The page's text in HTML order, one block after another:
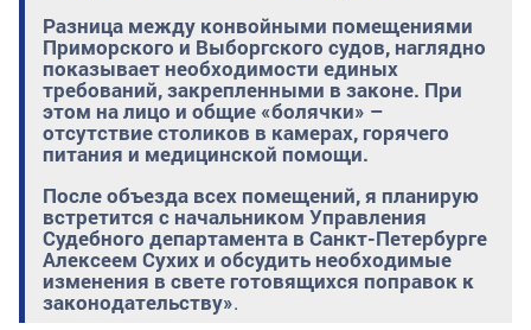
Разница между конвойными помещениями
Приморского и Выборгского судов, наглядно
показывает необходимости единых
требований, закрепленными в законе. При
этом на лицо и общие «болячки» –
отсутствие столиков в камерах, горячего
питания и медицинской помощи.
После объезда всех помещений, я планирую
встретится с начальником Управления
Судебного департамента в Санкт-Петербурге
Алексеем Сухих и обсудить необходимые
изменения в свете готовящихся поправок к
законодательству».